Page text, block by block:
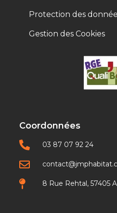
Protection des
Gestion des Cookies
Coordonnées
03 87 07 92 24
8 Rue Rehtal, 57405